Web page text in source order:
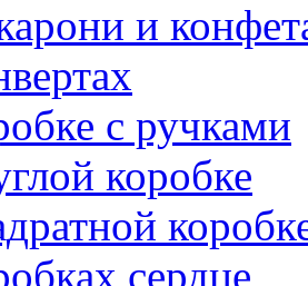
и
с ручками
коробке
сердце